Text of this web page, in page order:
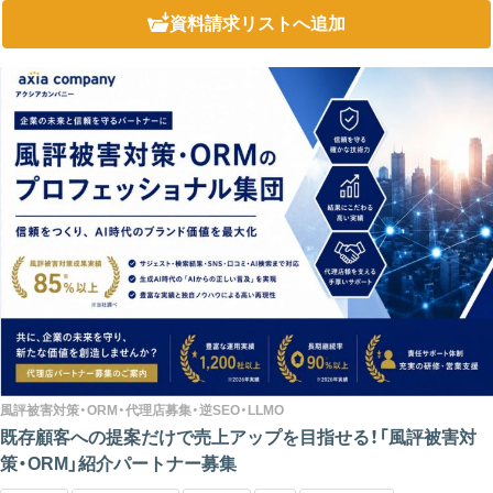
資料請求リストへ追加
風評被害対策・ORM・代理店募集・逆SEO・LLMO
既存顧客への提案だけで売上アップを目指せる！「風評被害対
策・ORM」紹介パートナー募集